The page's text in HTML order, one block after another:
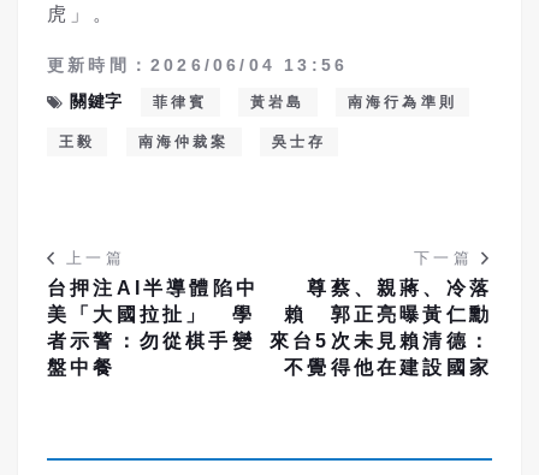
虎」。
更新時間：2026/06/04 13:56
關鍵字
菲律賓 黃岩島 南海行為準則
王毅 南海仲裁案 吳士存
上一篇
台押注AI半導體陷中
美「大國拉扯」 學
者示警：勿從棋手變
盤中餐
下一篇
尊蔡、親蔣、冷落
賴 郭正亮曝黃仁勳
來台5次未見賴清德：
不覺得他在建設國家